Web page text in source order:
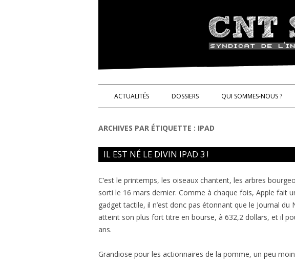
Syndicat de l'industrie
ACTUALITÉS DOSSIERS
SCIENCE ET TECHNIQUES
QUI SOMMES-NOUS ?
ARCHIVES PAR ÉTIQUETTE : IPAD
IL EST NÉ LE DIVIN IPAD 3 !
C’est le printemps, les oiseaux chantent, les arbres
sorti le 16 mars dernier. Comme à chaque fois, Apple fait
gadget tactile, il n’est donc pas étonnant que le Journal
atteint son plus fort titre en bourse, à 632,2 dollars, et il
ans.
Grandiose pour les actionnaires de la pomme, un peu